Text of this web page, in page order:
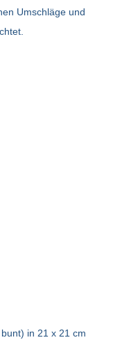
Umschläge und
in 21 x 21 cm